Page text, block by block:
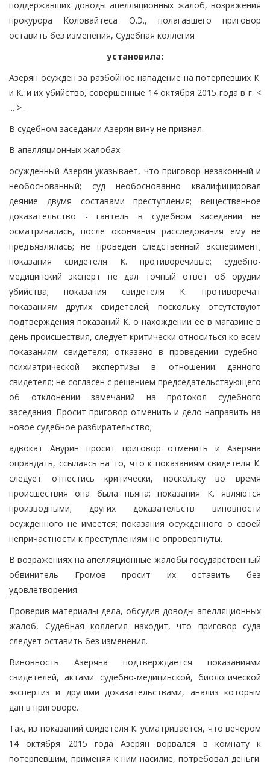
поддержавших доводы апелляционных жалоб, возражения
прокурора Коловайтеса О.Э., полагавшего приговор
оставить без изменения, Судебная коллегия
установила:
Азерян осужден за разбойное нападение на потерпевших К.
и К. и их убийство, совершенные 14 октября 2015 года в г. <
... > .
В судебном заседании Азерян вину не признал.
В апелляционных жалобах:
осужденный Азерян указывает, что приговор незаконный и
необоснованный; суд необоснованно квалифицировал
деяние двумя составами преступления; вещественное
доказательство - гантель в судебном заседании не
осматривалась, после окончания расследования ему не
предъявлялась; не проведен следственный эксперимент;
показания свидетеля К. противоречивые; судебно-
медицинский эксперт не дал точный ответ об орудии
убийства; показания свидетеля К. противоречат
показаниям других свидетелей; поскольку отсутствуют
подтверждения показаний К. о нахождении ее в магазине в
день происшествия, следует критически относиться ко всем
показаниям свидетеля; отказано в проведении судебно-
психиатрической экспертизы в отношении данного
свидетеля; не согласен с решением председательствующего
об отклонении замечаний на протокол судебного
заседания. Просит приговор отменить и дело направить на
новое судебное разбирательство;
адвокат Анурин просит приговор отменить и Азеряна
оправдать, ссылаясь на то, что к показаниям свидетеля К.
следует отнестись критически, поскольку во время
происшествия она была пьяна; показания К. являются
производными; других доказательств виновности
осужденного не имеется; показания осужденного о своей
непричастности к преступлениям не опровергнуты.
В возражениях на апелляционные жалобы государственный
обвинитель Громов просит их оставить без
удовлетворения.
Проверив материалы дела, обсудив доводы апелляционных
жалоб, Судебная коллегия находит, что приговор суда
следует оставить без изменения.
Виновность Азеряна подтверждается показаниями
свидетелей, актами судебно-медицинской, биологической
экспертиз и другими доказательствами, анализ которым
дан в приговоре.
Так, из показаний свидетеля К. усматривается, что вечером
14 октября 2015 года Азерян ворвался в комнату к
потерпевшим, применяя к ним насилие, потребовал деньги.